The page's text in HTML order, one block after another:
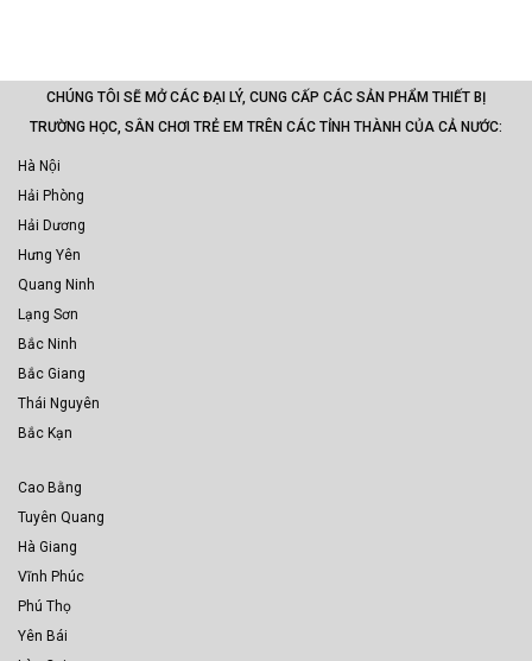
CHÚNG TÔI SẼ MỞ CÁC ĐẠI LÝ, CUNG CẤP CÁC SẢN PHẨM THIẾT BỊ
TRƯỜNG HỌC, SÂN CHƠI TRẺ EM TRÊN CÁC TỈNH THÀNH CỦA CẢ NƯỚC:
Hà Nội
Hải Phòng
Hải Dương
Hưng Yên
Quang Ninh
Lạng Sơn
Bắc Ninh
Bắc Giang
Thái Nguyên
Bắc Kạn
Cao Bằng
Tuyên Quang
Hà Giang
Vĩnh Phúc
Phú Thọ
Yên Bái